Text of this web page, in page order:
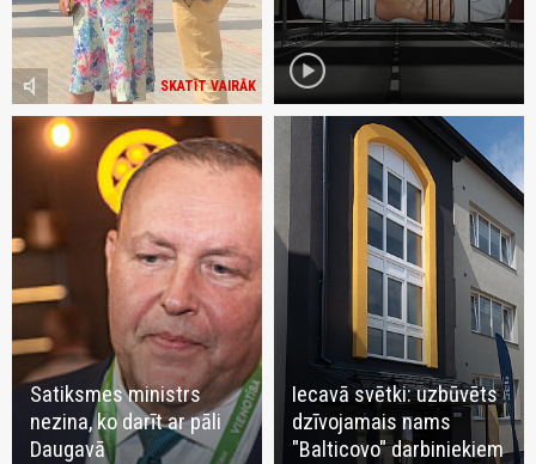
SKATĪT VAIRĀK
volume_mute play_circle
Satiksmes ministrs
nezina, ko darīt ar pāli
Daugavā
Iecavā svētki: uzbūvēts
dzīvojamais nams
"Balticovo" darbiniekiem